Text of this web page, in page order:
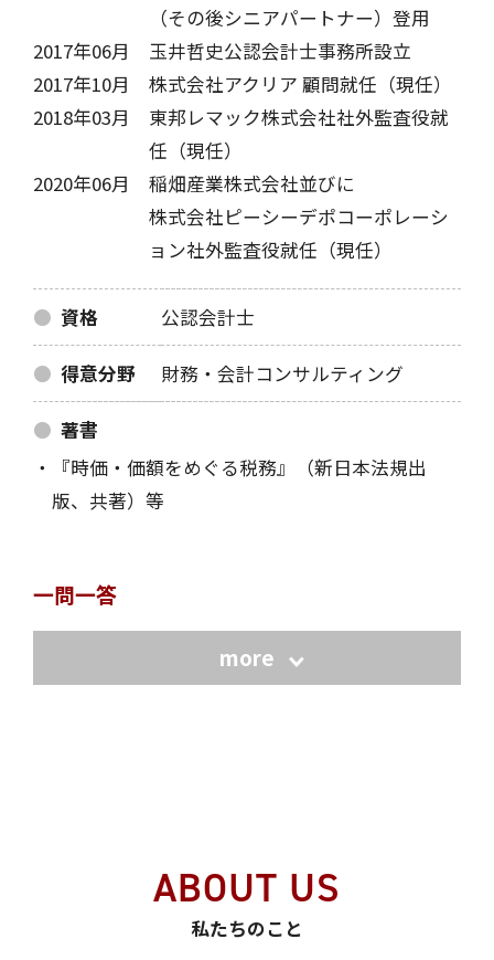
（その後シニアパートナー）登用
2017年06月
玉井哲史公認会計士事務所設立
2017年10月
株式会社アクリア 顧問就任（現任）
2018年03月
東邦レマック株式会社社外監査役就
任（現任）
2020年06月
稲畑産業株式会社並びに
株式会社ピーシーデポコーポレーシ
ョン社外監査役就任（現任）
資格 公認会計士
得意分野 財務・会計コンサルティング
著書
『時価・価額をめぐる税務』（新日本法規出
版、共著）等
一問一答
ABOUT US
私たちのこと